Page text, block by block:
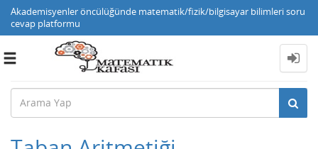
Akademisyenler öncülüğünde matematik/fizik/bilgisayar bilimleri soru
cevap platformu
Toggle